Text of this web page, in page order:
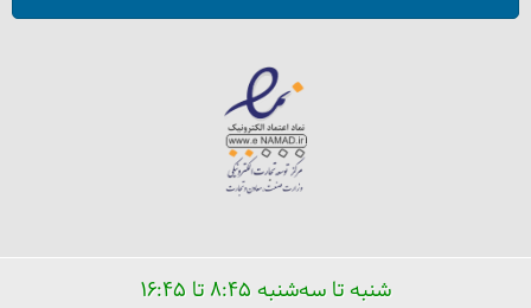
شنبه تا سه‌شنبه ۸:۴۵ تا ۱۶:۴۵